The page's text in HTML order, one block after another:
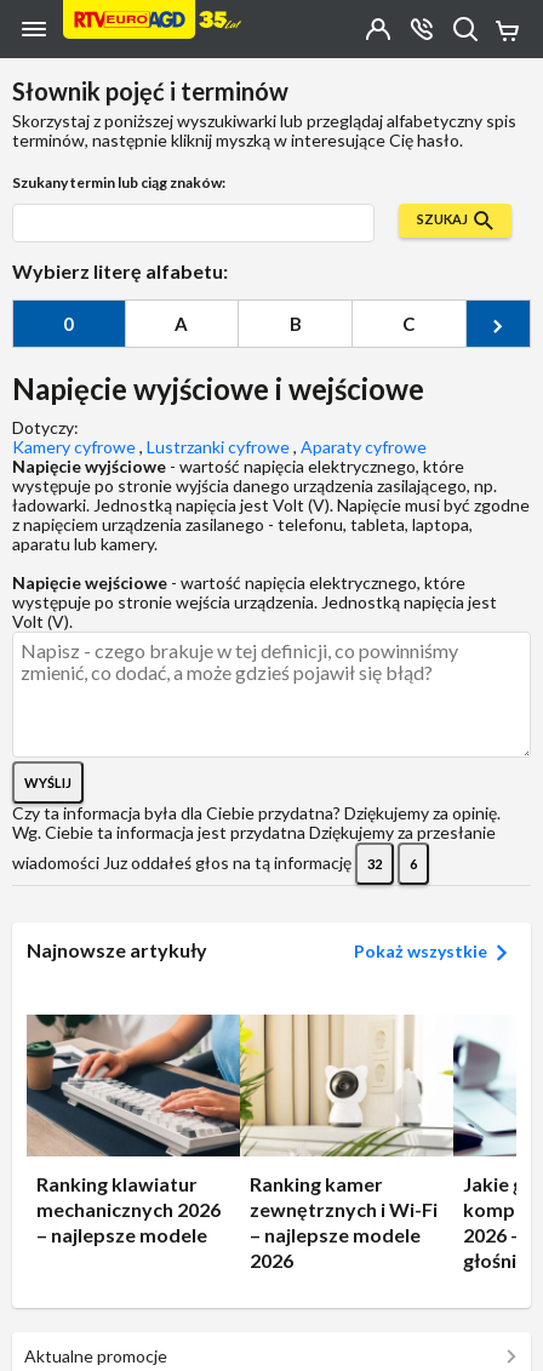
Przejdź do zawartości strony
Przejdź do wyszukiwarki
Przejdź do kategorii
Przejdź do stopki
OTWÓRZ
MENU
Moje
Konto
szukasz?
Słownik pojęć i terminów
Skorzystaj z poniższej wyszukiwarki lub przeglądaj alfabetyczny spis
terminów, następnie kliknij myszką w interesujące Cię hasło.
Szukany termin lub ciąg znaków:
SZUKAJ
Wybierz literę alfabetu:
0 A B C
Napięcie wyjściowe i wejściowe
Dotyczy:
Kamery cyfrowe, Lustrzanki cyfrowe, Aparaty cyfrowe
Napięcie wyjściowe - wartość napięcia elektrycznego, które
występuje po stronie wyjścia danego urządzenia zasilającego, np.
ładowarki. Jednostką napięcia jest Volt (V). Napięcie musi być zgodne
z napięciem urządzenia zasilanego - telefonu, tableta, laptopa,
aparatu lub kamery.
Napięcie wejściowe - wartość napięcia elektrycznego, które
występuje po stronie wejścia urządzenia. Jednostką napięcia jest
Volt (V).
WYŚLIJ
Czy ta informacja była dla Ciebie przydatna? Dziękujemy za opinię.
Wg. Ciebie ta informacja jest przydatna Dziękujemy za przesłanie
wiadomości Juz oddałeś głos na tą informację 32 6
Najnowsze artykuły Pokaż wszystkie
Ranking klawiatur
mechanicznych 2026
– najlepsze modele
Ranking kamer
zewnętrznych i Wi-Fi
– najlepsze modele
2026
Jakie
2026 –
głośniki!
Aktualne promocje